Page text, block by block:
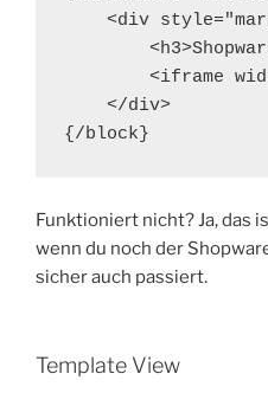
<div
<iframe
    </div>
Funktioniert nicht? Ja, das
wenn du noch der
sicher auch passiert.
Template View